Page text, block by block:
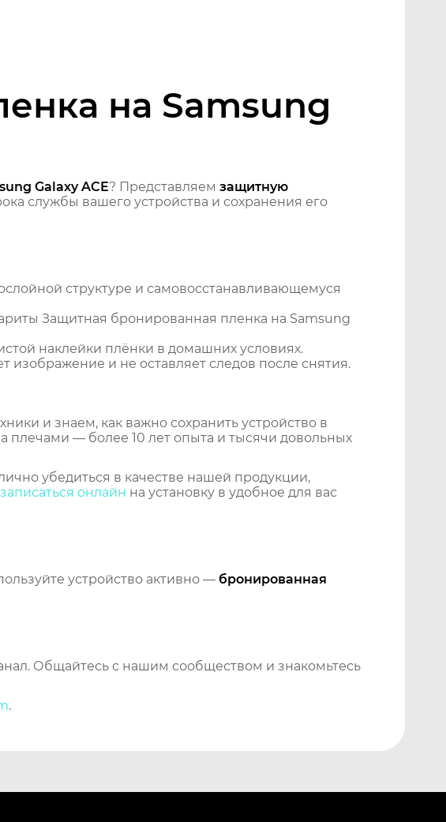
на Samsung
Galaxy ACE? Представляем защитную
службы вашего устройства и сохранения его
структуре и самовосстанавливающемуся
Защитная бронированная пленка на Samsung
наклейки плёнки в домашних условиях.
изображение и не оставляет следов после снятия.
и знаем, как важно сохранить устройство в
плечами — более 10 лет опыта и тысячи довольных
убедиться в качестве нашей продукции,
записаться онлайн на установку в удобное для вас
устройство активно — бронированная
Общайтесь с нашим сообществом и знакомьтесь
.